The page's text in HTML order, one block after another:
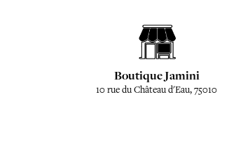
Boutique Jamini
10 rue du Château d'Eau, 75010